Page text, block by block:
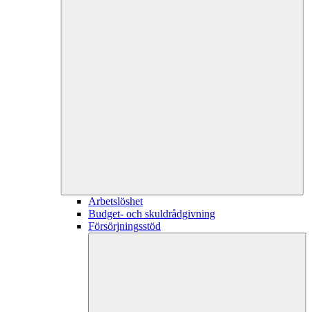
Arbetslöshet
Budget- och skuldrådgivning
Försörjningsstöd